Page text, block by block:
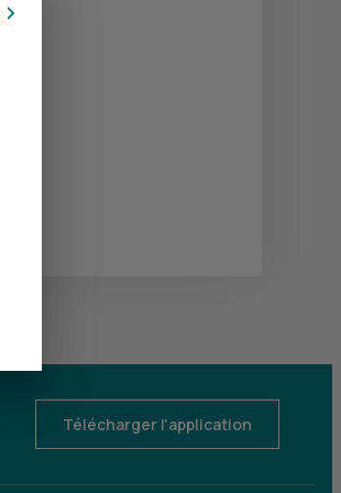
Télécharger l'application